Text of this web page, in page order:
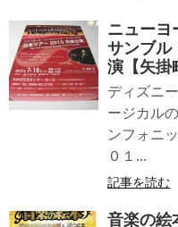
ニューヨ
サンブル
演【矢掛
ディズニ
ージカル
ンフォニ
０１...
記事を読む
音楽の